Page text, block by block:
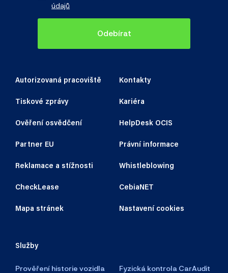
Autorizovaná pracoviště Kontakty
Tiskové zprávy Kariéra
Ověření osvědčení HelpDesk OCIS
Partner EU Právní informace
Reklamace a stížnosti Whistleblowing
CheckLease CebiaNET
Mapa stránek Nastavení cookies
Služby
Prověření historie vozidla
Fyzická kontrola CarAudit
údajů
Odebírat